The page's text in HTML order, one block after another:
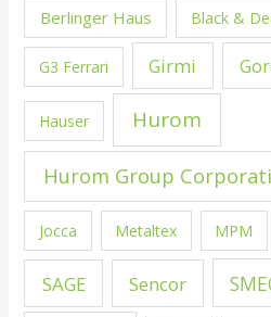
Berlinger Haus Black &
G3 Ferrari Girmi
Hauser Hurom
Hurom Group
Jocca Metaltex MPM
SAGE Sencor